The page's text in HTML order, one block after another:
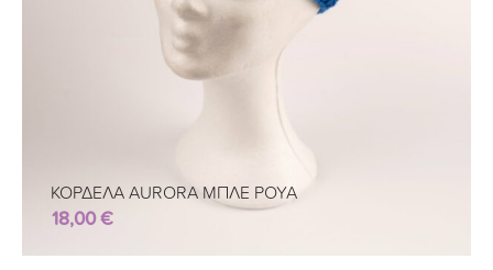
ΚΟΡΔΕΛΑ AURORA ΜΠΛΕ ΡΟΥΑ
18,00€